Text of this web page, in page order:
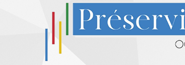
Site officiel